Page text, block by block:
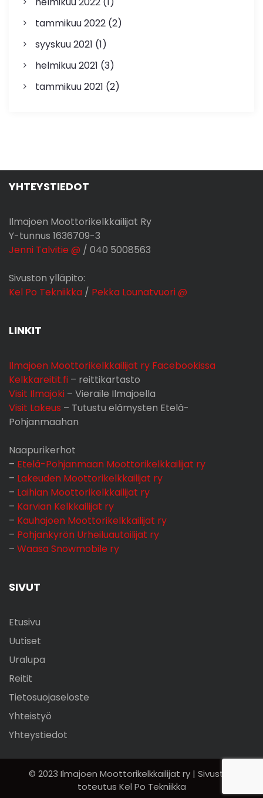
tammikuu 2022(2)
syyskuu 2021 (1)
helmikuu 2021 (3)
tammikuu 2021 (2)
YHTEYSTIEDOT
Ilmajoen Moottorikelkkailijat Ry
Y-tunnus 1636709-3
Jenni Talvitie @ / 040 5008563
Sivuston ylläpito:
Kel Po Tekniikka / Pekka Lounatvuori @
LINKIT
Ilmajoen Moottorikelkkailijat ry Facebookissa
Kelkkareitit.fi – reittikartasto
Visit Ilmajoki – Vieraile Ilmajoella
Visit Lakeus – Tutustu elämysten Etelä-
Pohjanmaahan
Naapurikerhot
– Etelä-Pohjanmaan Moottorikelkkailijat ry
– Lakeuden Moottorikelkkailijat ry
– Laihian Moottorikelkkailijat ry
– Karvian Kelkkailijat ry
– Kauhajoen Moottorikelkkailijat ry
– Pohjankyrön Urheiluautoilijat ry
– Waasa Snowmobile ry
SIVUT
Etusivu
Uutiset
Uralupa
Reitit
Tietosuojaseloste
Yhteistyö
Yhteystiedot
© 2023 Ilmajoen Moottorikelkkailijat ry | Sivuston
toteutus Kel Po Tekniikka